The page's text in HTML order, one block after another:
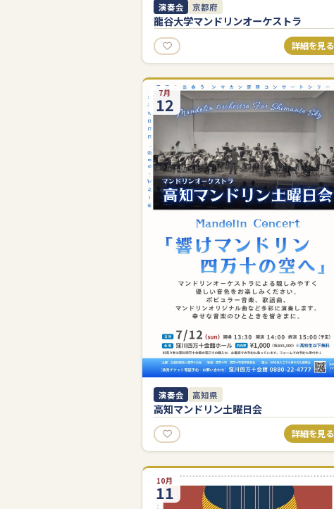
演奏会 京都府
龍谷大学マンドリンオーケストラ
詳細を見る
7月
12
演奏会 高知県
高知マンドリン土曜日会
詳細を見る
10月
11